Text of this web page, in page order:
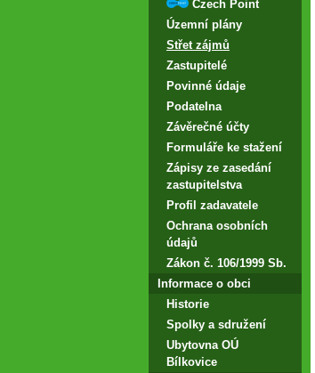
Czech Point
Územní plány
Střet zájmů
Zastupitelé
Povinné údaje
Podatelna
Závěrečné účty
Formuláře ke stažení
Zápisy ze zasedání
zastupitelstva
Profil zadavatele
Ochrana osobních
údajů
Zákon č. 106/1999 Sb.
Informace o obci
Historie
Spolky a sdružení
Ubytovna OÚ
Bílkovice